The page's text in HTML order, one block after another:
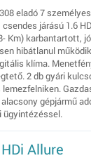
eladó 7
járású 1.6
Km) karbantartott,
hibátlanul
klíma.
2 db gyári
lemezfelniken.
gépjármű
ügyintézéssel.
Allure